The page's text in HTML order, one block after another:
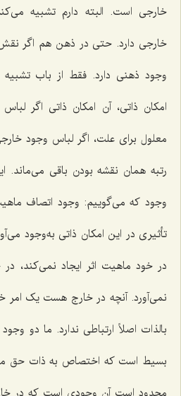
خارجى است. البته دارم تشبیه
خارجى دارد. حتى در ذهن هم اگر نقش
وجود ذهنى دارد. فقط از باب
امکان ذاتى، آن امکان ذاتى اگر
معلول براى علت، اگر لباس وجود
رتبه همان نقشه‌ بودن باقى مى‌ماند.
وجود که مى‌گوییم: وجود اتصاف
تأثیرى در این امکان ذاتى به‌وجود
در خود ماهیت اثر ایجاد نمى‌کند،
نمى‌آورد. آنچه در خارج هست یک
بالذات اصلاً ارتباطى ندارد. ما دو
بسیط است که اختصاص به ذات حق